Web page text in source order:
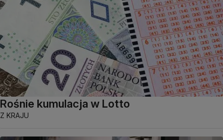
Rośnie kumulacja w Lotto
Z KRAJU